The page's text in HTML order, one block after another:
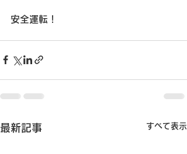
安全運転！
最新記事 すべて表示